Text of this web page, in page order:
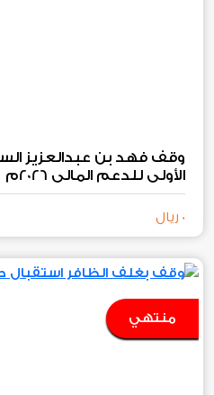
وقف فهد بن عبدالعزيز
الأولي للدعم المالي 2026م
0 ريال
منتهي